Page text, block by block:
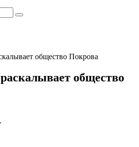
общество Покрова
общество